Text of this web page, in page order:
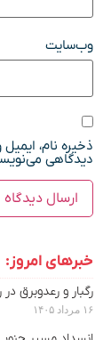
وب‌سایت
ذخیره نام،
دیدگاهی
خبرهای امروز:
رگبار و رعدوبرق
۱۶ مرداد ۱۴۰۵